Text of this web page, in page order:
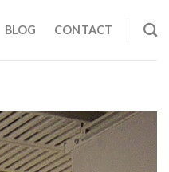
BLOG CONTACT